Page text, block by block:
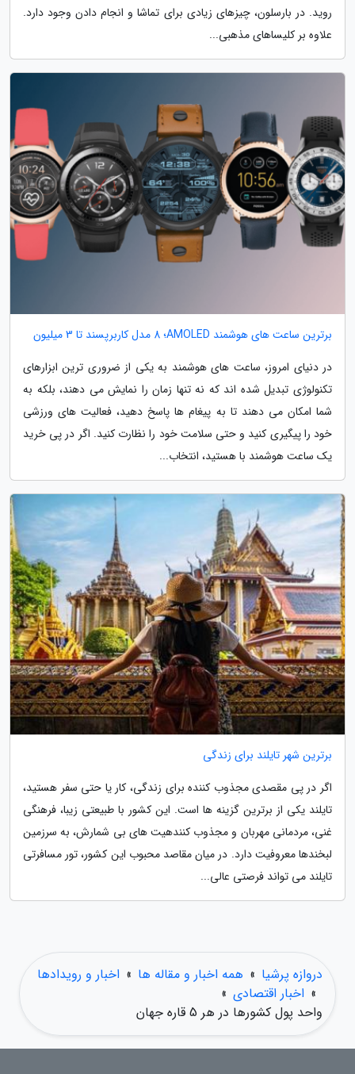
روید. در بارسلون، چیزهای زیادی برای تماشا و انجام دادن وجود دارد.
علاوه بر کلیساهای مذهبی...
برترین ساعت های هوشمند AMOLED؛ 8 مدل کاربرپسند تا 3 میلیون
در دنیای امروز، ساعت های هوشمند به یکی از ضروری ترین ابزارهای
تکنولوژی تبدیل شده اند که نه تنها زمان را نمایش می دهند، بلکه به
شما امکان می دهند تا به پیغام ها پاسخ دهید، فعالیت های ورزشی
خود را پیگیری کنید و حتی سلامت خود را نظارت کنید. اگر در پی خرید
یک ساعت هوشمند با هستید، انتخاب...
برترین شهر تایلند برای زندگی
اگر در پی مقصدی مجذوب کننده برای زندگی، کار یا حتی سفر هستید،
تایلند یکی از برترین گزینه ها است. این کشور با طبیعتی زیبا، فرهنگی
غنی، مردمانی مهربان و مجذوب کنندهیت های بی شمارش، به سرزمین
لبخندها معروفیت دارد. در میان مقاصد محبوب این کشور، تور مسافرتی
تایلند می تواند فرصتی عالی...
دروازه پرشیا » همه اخبار و مقاله ها » اخبار و رویدادها
» اخبار اقتصادی »
واحد پول کشورها در هر 5 قاره جهان